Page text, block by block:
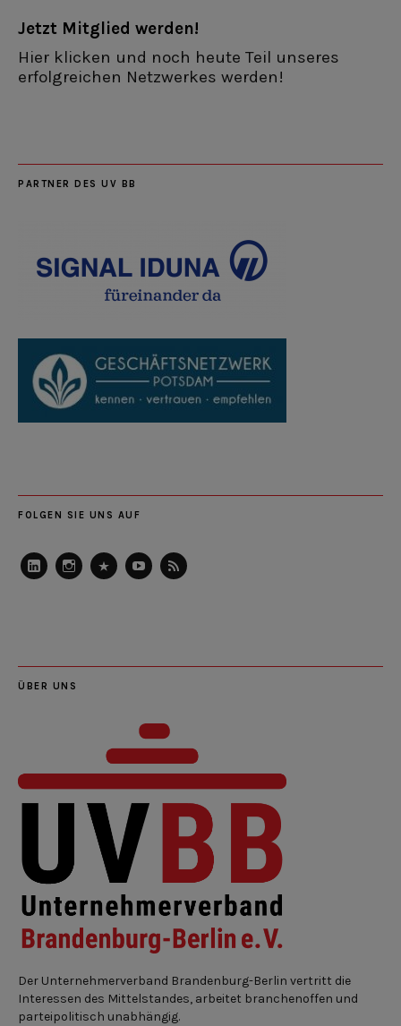
Jetzt Mitglied werden!
Hier klicken und noch heute Teil unseres
erfolgreichen Netzwerkes werden!
PARTNER DES UV BB
FOLGEN SIE UNS AUF
ÜBER UNS
Der Unternehmerverband Brandenburg-Berlin vertritt die
Interessen des Mittelstandes, arbeitet branchenoffen und
parteipolitisch unabhängig.